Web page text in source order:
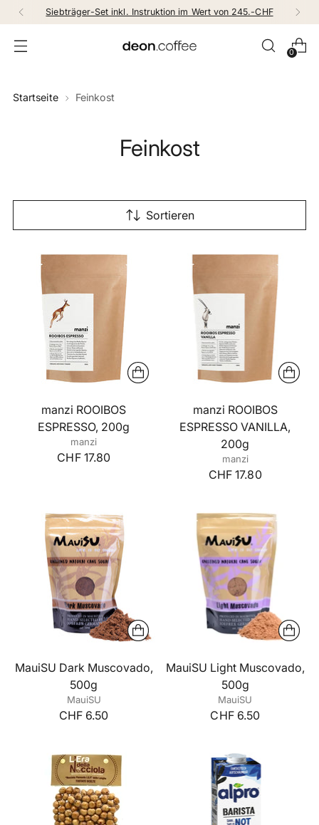
Siebträger-Set inkl. Instruktion im Wert von 245.-CHF
0
Startseite Feinkost
Feinkost
Sortieren
manzi ROOIBOS
ESPRESSO, 200g
manzi
CHF 17.80
manzi ROOIBOS
ESPRESSO VANILLA,
200g
manzi
CHF 17.80
MauiSU Dark Muscovado,
500g
MauiSU
CHF 6.50
MauiSU Light Muscovado,
500g
MauiSU
CHF 6.50